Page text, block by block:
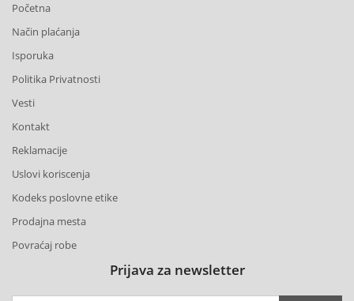
Početna
Način plaćanja
Isporuka
Politika Privatnosti
Vesti
Kontakt
Reklamacije
Uslovi koriscenja
Kodeks poslovne etike
Prodajna mesta
Povraćaj robe
Prijava za newsletter